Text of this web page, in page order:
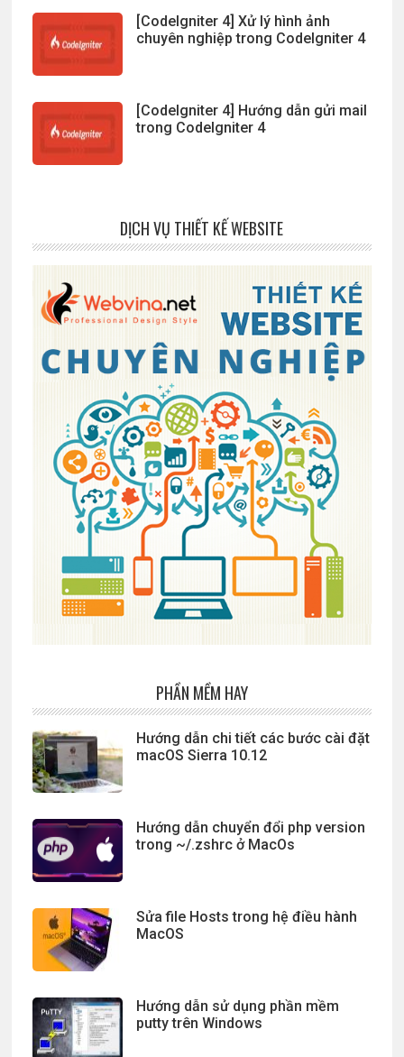
[CodeIgniter 4] Xử lý hình ảnh
chuyên nghiệp trong CodeIgniter 4
[CodeIgniter 4] Hướng dẫn gửi mail
trong CodeIgniter 4
DỊCH VỤ THIẾT KẾ WEBSITE
PHẦN MỀM HAY
Hướng dẫn chi tiết các bước cài đặt
macOS Sierra 10.12
Hướng dẫn chuyển đổi php version
trong ~/.zshrc ở MacOs
Sửa file Hosts trong hệ điều hành
MacOS
Hướng dẫn sử dụng phần mềm
putty trên Windows